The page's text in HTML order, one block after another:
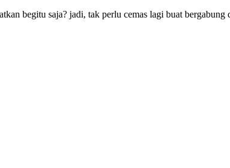
begitu saja? jadi, tak perlu cemas lagi buat bergabung